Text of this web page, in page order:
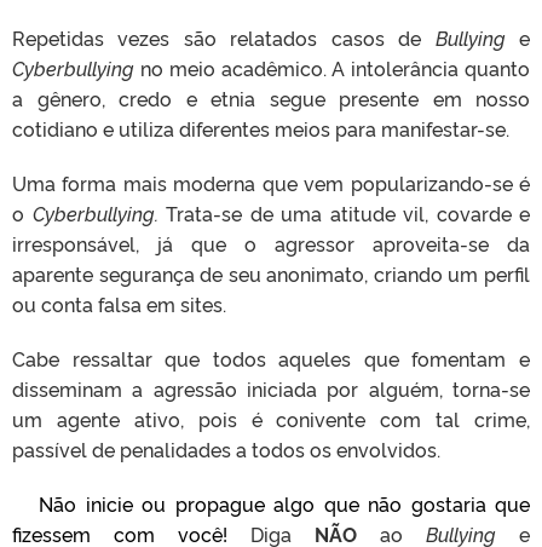
Repetidas vezes são relatados casos de Bullyinge
Cyberbullying no meio acadêmico. A intolerância quanto
a gênero, credo e etnia segue presente em nosso
cotidiano e utiliza diferentes meios para manifestar-se.
Uma forma mais moderna que vem popularizando-se é
o Cyberbullying. Trata-se de uma atitude vil, covarde e
irresponsável, já que o agressor aproveita-se da
aparente segurança de seu anonimato, criando um perfil
ou conta falsa em sites.
Cabe ressaltar que todos aqueles que fomentam e
disseminam a agressão iniciada por alguém, torna-se
um agente ativo, pois é conivente com tal crime,
passível de penalidades a todos os envolvidos.
Não inicie ou propague algo que não gostaria que
fizessem com você! Diga NÃO ao Bullying e